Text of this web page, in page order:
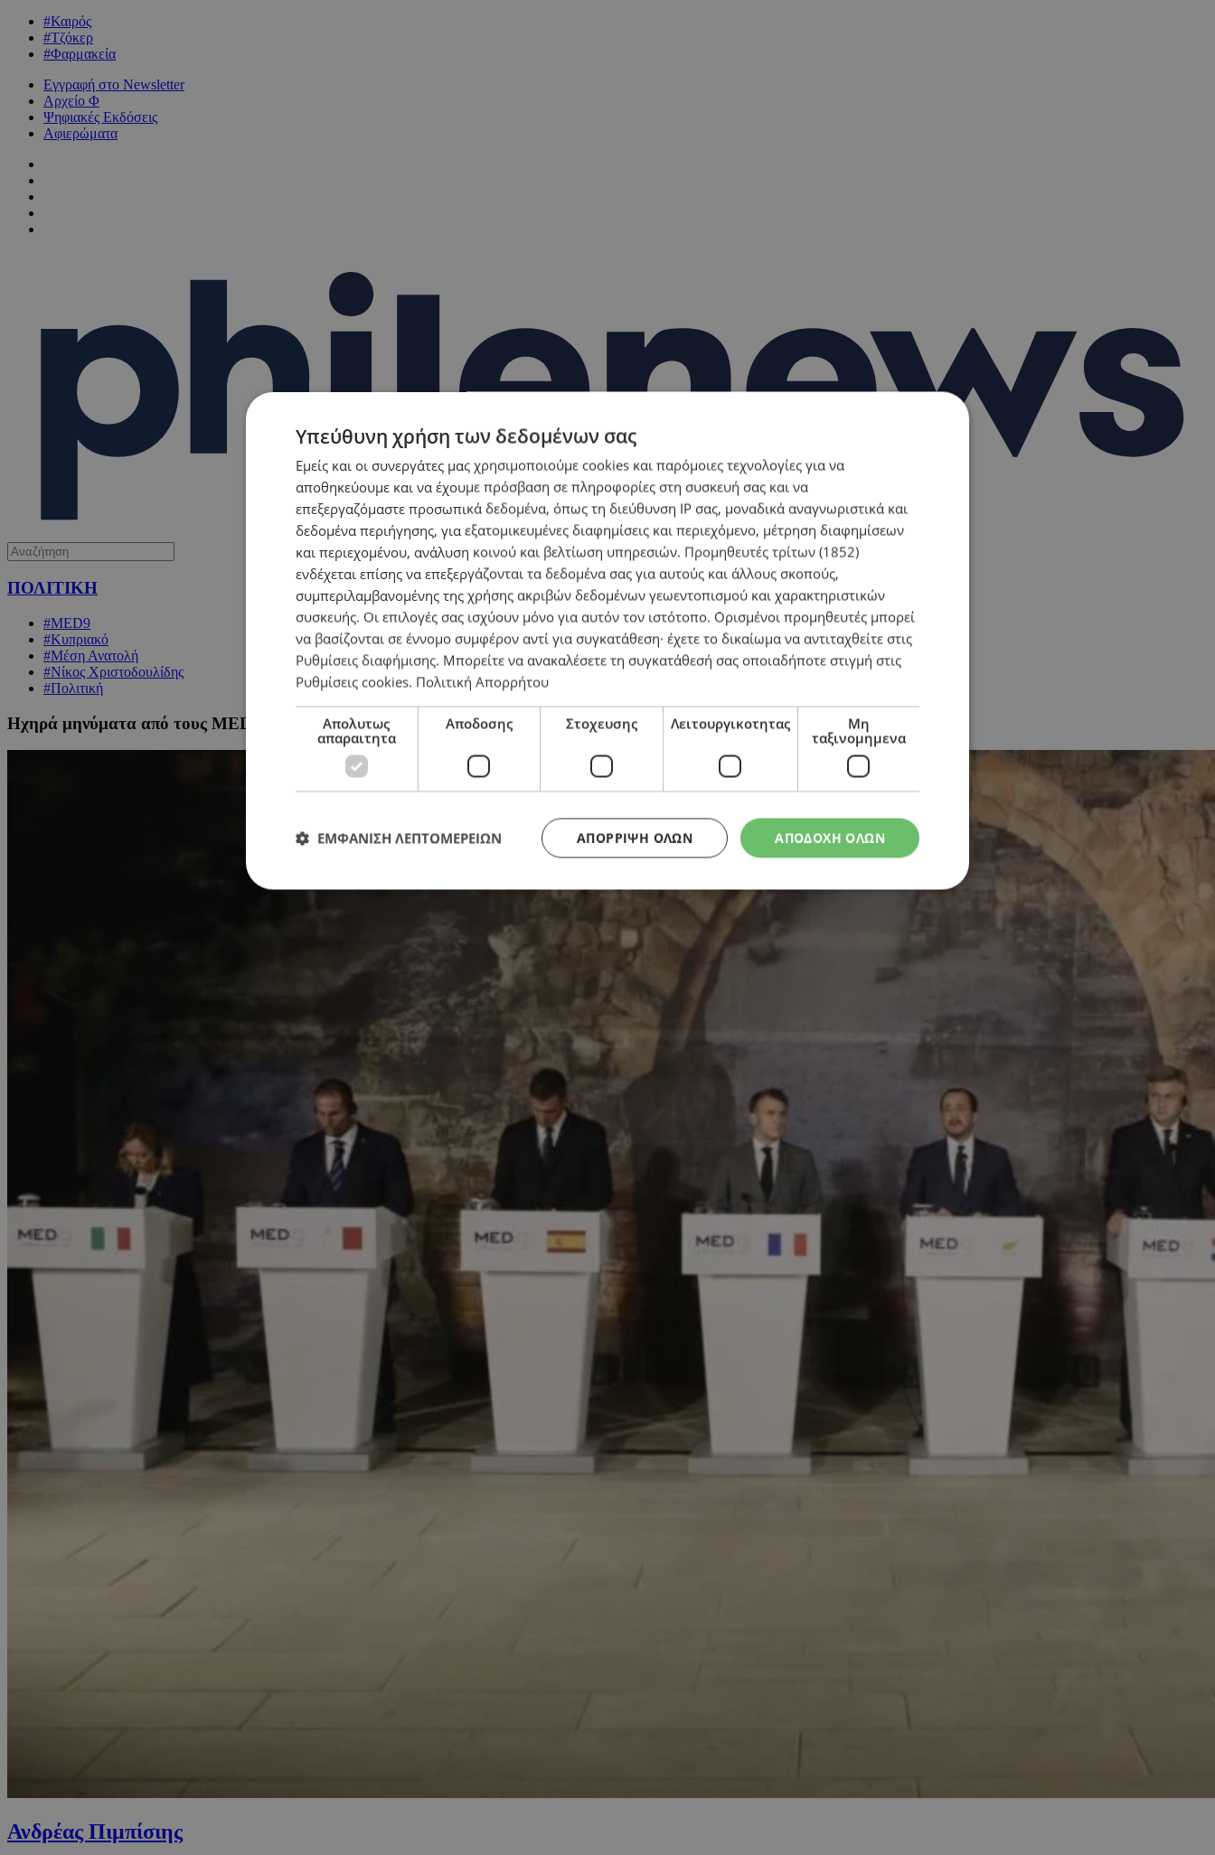
#Καιρός
#Τζόκερ
#Φαρμακεία
Εγγραφή στο Newsletter
Αρχείο Φ
Ψηφιακές Εκδόσεις
Αφιερώματα
ΠΟΛΙΤΙΚΗ
#MED9
#Κυπριακό
#Μέση Ανατολή
#Νίκος Χριστοδουλίδης
#Πολιτική
Ηχηρά μηνύματα από τους MED 9 – Ζητούν συμβολή της Τουρκίας για Κυπριακό
Ανδρέας Πιμπίσιης
Υπεύθυνη χρήση των δεδομένων σας
Εμείς και οι συνεργάτες μας χρησιμοποιούμε cookies και παρόμοιες τεχνολογίες για να
αποθηκεύουμε και να έχουμε πρόσβαση σε πληροφορίες στη συσκευή σας και να
επεξεργαζόμαστε προσωπικά δεδομένα, όπως τη διεύθυνση IP σας, μοναδικά αναγνωριστικά και
δεδομένα περιήγησης, για εξατομικευμένες διαφημίσεις και περιεχόμενο, μέτρηση διαφημίσεων
και περιεχομένου, ανάλυση κοινού και βελτίωση υπηρεσιών. Προμηθευτές τρίτων (1852)
ενδέχεται επίσης να επεξεργάζονται τα δεδομένα σας για αυτούς και άλλους σκοπούς,
συμπεριλαμβανομένης της χρήσης ακριβών δεδομένων γεωεντοπισμού και χαρακτηριστικών
συσκευής. Οι επιλογές σας ισχύουν μόνο για αυτόν τον ιστότοπο. Ορισμένοι προμηθευτές μπορεί
να βασίζονται σε έννομο συμφέρον αντί για συγκατάθεση· έχετε το δικαίωμα να αντιταχθείτε στις
Ρυθμίσεις διαφήμισης. Μπορείτε να ανακαλέσετε τη συγκατάθεσή σας οποιαδήποτε στιγμή στις
Ρυθμίσεις cookies. Πολιτική Απορρήτου
Απολυτως
απαραιτητα
Αποδοσης Στοχευσης Λειτουργικοτητας
Μη
ταξινομημενα
ΑΠΟΔΟΧΗ ΟΛΩΝ
ΑΠΌΡΡΙΨΗ ΌΛΩΝ
ΕΜΦΑΝΙΣΗ ΛΕΠΤΟΜΕΡΕΙΩΝ